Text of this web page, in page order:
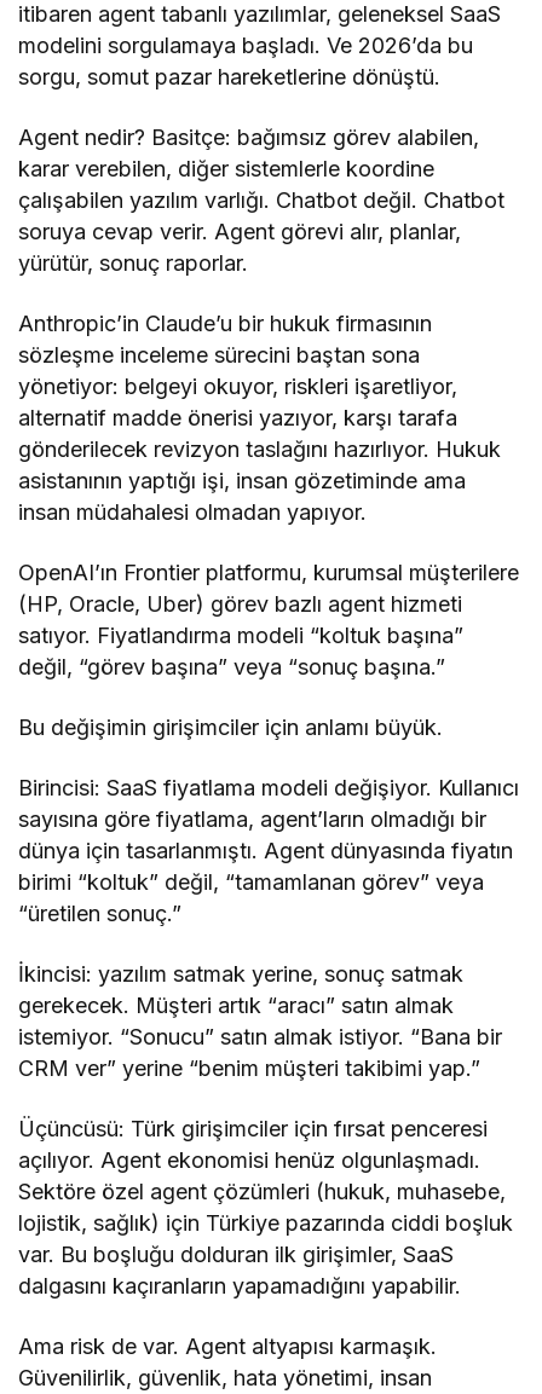
itibaren agent tabanlı yazılımlar, geleneksel SaaS
modelini sorgulamaya başladı. Ve 2026’da bu
sorgu, somut pazar hareketlerine dönüştü.
Agent nedir? Basitçe: bağımsız görev alabilen,
karar verebilen, diğer sistemlerle koordine
çalışabilen yazılım varlığı. Chatbot değil. Chatbot
soruya cevap verir. Agent görevi alır, planlar,
yürütür, sonuç raporlar.
Anthropic’in Claude’u bir hukuk firmasının
sözleşme inceleme sürecini baştan sona
yönetiyor: belgeyi okuyor, riskleri işaretliyor,
alternatif madde önerisi yazıyor, karşı tarafa
gönderilecek revizyon taslağını hazırlıyor. Hukuk
asistanının yaptığı işi, insan gözetiminde ama
insan müdahalesi olmadan yapıyor.
OpenAI’ın Frontier platformu, kurumsal müşterilere
(HP, Oracle, Uber) görev bazlı agent hizmeti
satıyor. Fiyatlandırma modeli “koltuk başına”
değil, “görev başına” veya “sonuç başına.”
Bu değişimin girişimciler için anlamı büyük.
Birincisi: SaaS fiyatlama modeli değişiyor. Kullanıcı
sayısına göre fiyatlama, agent’ların olmadığı bir
dünya için tasarlanmıştı. Agent dünyasında fiyatın
birimi “koltuk” değil, “tamamlanan görev” veya
“üretilen sonuç.”
İkincisi: yazılım satmak yerine, sonuç satmak
gerekecek. Müşteri artık “aracı” satın almak
istemiyor. “Sonucu” satın almak istiyor. “Bana bir
CRM ver” yerine “benim müşteri takibimi yap.”
Üçüncüsü: Türk girişimciler için fırsat penceresi
açılıyor. Agent ekonomisi henüz olgunlaşmadı.
Sektöre özel agent çözümleri (hukuk, muhasebe,
lojistik, sağlık) için Türkiye pazarında ciddi boşluk
var. Bu boşluğu dolduran ilk girişimler, SaaS
dalgasını kaçıranların yapamadığını yapabilir.
Ama risk de var. Agent altyapısı karmaşık.
Güvenilirlik, güvenlik, hata yönetimi, insan